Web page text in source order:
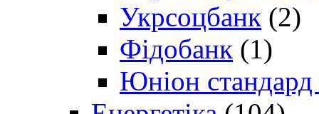
Укрсоцбанк (2)
Фідобанк (1)
Юніон стандард